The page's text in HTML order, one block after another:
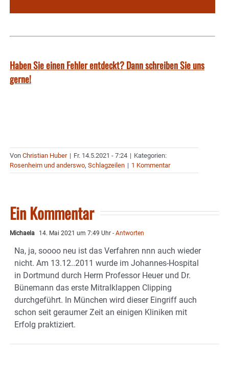
Haben Sie einen Fehler entdeckt? Dann schreiben Sie uns
gerne!
Von Christian Huber | Fr. 14.5.2021 - 7:24 | Kategorien:
Rosenheim und anderswo, Schlagzeilen | 1 Kommentar
Ein Kommentar
Michaela 14. Mai 2021 um 7:49 Uhr - Antworten
Na, ja, soooo neu ist das Verfahren nnn auch wieder
nicht. Am 13.12..2011 wurde im Johannes-Hospital
in Dortmund durch Herrn Professor Heuer und Dr.
Bünemann das erste Mitralklappen Clipping
durchgeführt. In München wird dieser Eingriff auch
schon seit geraumer Zeit an einigen Kliniken mit
Erfolg praktiziert.